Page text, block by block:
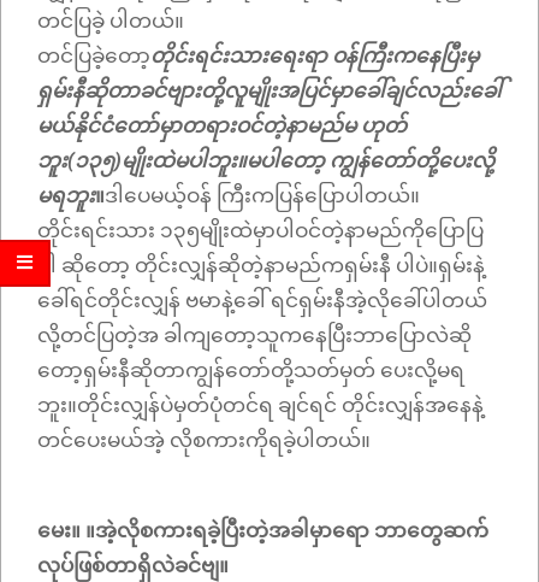
တင်ပြခဲ့ ပါတယ်။
တင်ပြခဲ့တော့တိုင်းရင်းသားရေးရာ ဝန်ကြီးကနေပြီးမှ
ရှမ်းနီဆိုတာခင်ဗျားတို့လူမျိုးအပြင်မှာခေါ်ချင်လည်းခေါ်
မယ်နိုင်ငံတော်မှာတရားဝင်တဲ့နာမည်မ ဟုတ်
ဘူး(၁၃၅)မျိုးထဲမပါဘူး။မပါတော့ ကျွန်တော်တို့ပေးလို့
မရဘူး။ဒါပေမယ့်ဝန် ကြီးကပြန်ပြောပါတယ်။
တိုင်းရင်းသား ၁၃၅မျိုးထဲမှာပါဝင်တဲ့နာမည်ကိုပြောပြ
ပါ ဆိုတော့ တိုင်းလျှန်ဆိုတဲ့နာမည်ကရှမ်းနီ ပါပဲ။ရှမ်းနဲ့
ခေါ်ရင်တိုင်းလျှန် ဗမာနဲ့ခေါ် ရင်ရှမ်းနီအဲ့လိုခေါ်ပါတယ်
လို့တင်ပြတဲ့အ ခါကျတော့သူကနေပြီးဘာပြောလဲဆို
တော့ရှမ်းနီဆိုတာကျွန်တော်တို့သတ်မှတ် ပေးလို့မရ
ဘူး။တိုင်းလျှန်ပဲမှတ်ပုံတင်ရ ချင်ရင် တိုင်းလျှန်အနေနဲ့
တင်ပေးမယ်အဲ့ လိုစကားကိုရခဲ့ပါတယ်။
မေး။ ။အဲ့လိုစကားရခဲ့ပြီးတဲ့အခါမှာရော ဘာတွေဆက်
လုပ်ဖြစ်တာရှိလဲခင်ဗျ။